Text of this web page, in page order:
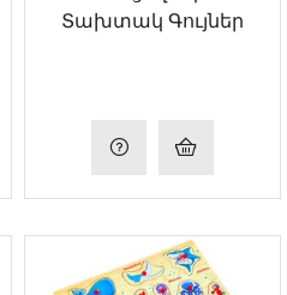
Տախտակ Գույներ